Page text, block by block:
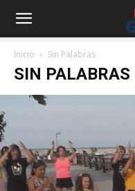
Inicio Sin Palabras
SIN PALABRAS